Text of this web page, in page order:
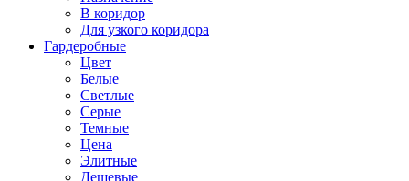
В коридор
Для узкого коридора
Гардеробные
Цвет
Белые
Светлые
Серые
Темные
Цена
Элитные
Дешевые